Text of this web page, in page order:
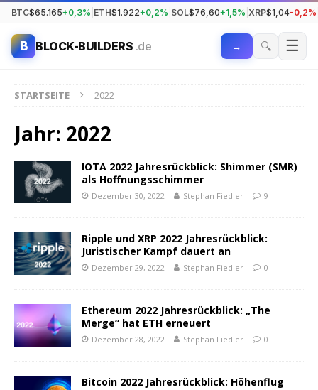
BTC$65.165+0,3% ETH$1.922+0,2% SOL$76,60+1,5% XRP$1,04-0,2%
B BLOCK-BUILDERS .de → 🔍 ☰
STARTSEITE 2022
Jahr: 2022
IOTA 2022 Jahresrückblick: Shimmer (SMR)
als Hoffnungsschimmer
Dezember 30, 2022 Stephan Fiedler 9
Ripple und XRP 2022 Jahresrückblick:
Juristischer Kampf dauert an
Dezember 29, 2022 Stephan Fiedler 0
Ethereum 2022 Jahresrückblick: „The
Merge“ hat ETH erneuert
Dezember 28, 2022 Stephan Fiedler 0
Bitcoin 2022 Jahresrückblick: Höhenflug